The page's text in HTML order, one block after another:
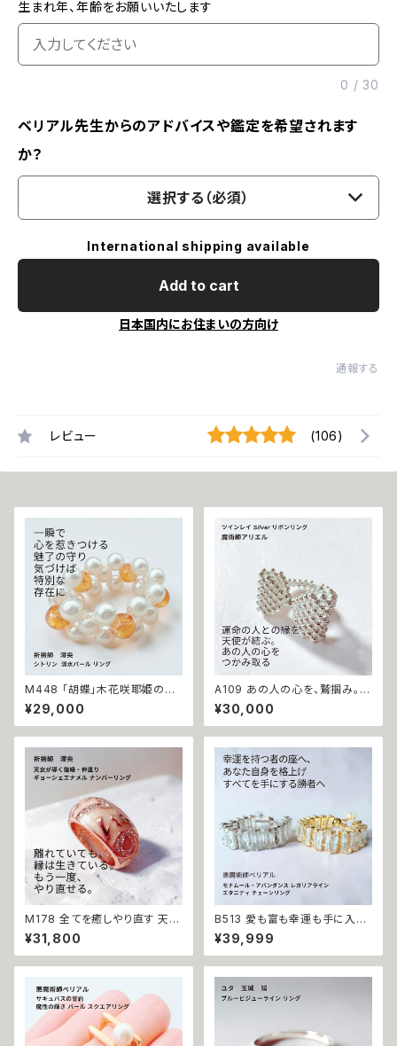
生まれ年、年齢をお願いいたします
0 /30
ベリアル先生からのアドバイスや鑑定を希望されます
か？
選択する（必須）
International shipping available
Add to cart
日本国内にお住まいの方向け
通報する
レビュー (106)
M448 「胡蝶」木花咲耶姫の愛
の祈り パール シトリン リング
運気上昇 成功 出世 恋愛運 魅
力運 縁結び お守り 御守り おま
願望成就 開運 開運グッズ 恋愛
成就 引き寄せ 運命 成功運 人
間関係 良縁 良縁成就 人気運
魅了 モテ 運気 恋愛 おまもり
¥29,000
A109 あの人の心を、鷲掴み。キ
ューピッドの矢【ツインレイ・片
思い・結婚】リボン リング 魔術
師アリエル Silver925 恋愛運
い 恋愛 略奪 チャンス 開運 本
物 強力 誕生石
¥30,000
M178 全てを癒しやり直す 天女
が導く 復縁・仲直り 祈祷リング
数字とマチュラダイヤが刻む、も
う一度の奇跡 ギョーシェエナメ
澪央 お守り 御守り おまじない
叶う 祈祷 霊感霊視 願望成就
自分磨き 印象操作 我慢 ゴール
ド 再会 仲直り
¥31,800
B513 愛も富も幸運も手に入れ
る 勝者の運命へ格上げ 強力魔
術 モナムール・アバンダンス レ
ガリアライン エタニティ チェー
運 悪魔術師ベリアル マチュラダ
イヤモンド フリーサイズ 大開運
魔法 強力
¥39,999